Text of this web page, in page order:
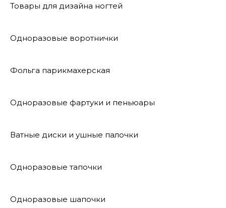
Товары для дизайна ногтей
Одноразовые воротнички
Фольга парикмахерская
Одноразовые фартуки и пеньюары
Ватные диски и ушные палочки
Одноразовые тапочки
Одноразовые шапочки